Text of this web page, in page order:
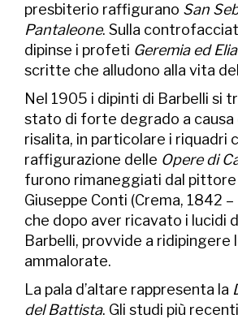
presbiterio raffigurano San
Pantaleone. Sulla
dipinse i profeti Geremia ed Elia
scritte che alludono alla vita
Nel 1905 i dipinti di Barbelli si
stato di forte degrado a causa
risalita, in particolare i riquadri
raffigurazione delle Opere di
furono rimaneggiati dal pittore
Giuseppe Conti (Crema, 1842
che dopo aver ricavato i lucidi
Barbelli, provvide a ridipingere
ammalorate.
La pala d’altare rappresenta la
del Battista. Gli studi più